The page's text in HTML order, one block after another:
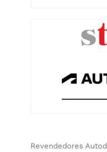
Revendedores